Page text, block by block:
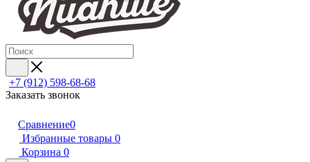
+7 (912) 598-68-68
Заказать звонок
Сравнение0
Избранные товары 0
Корзина 0